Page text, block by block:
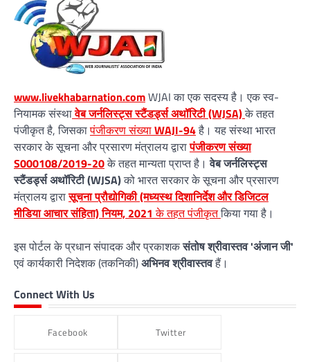
www.livekhabarnation.comWJAI का एक सदस्य है। एक स्व-
नियामक संस्थावेब जर्नलिस्ट्स स्टैंडर्ड्स अथॉरिटी (WJSA)के तहत
पंजीकृत है, जिसकापंजीकरण संख्याWAJI-94है। यह संस्था भारत
सरकार के सूचना और प्रसारण मंत्रालय द्वारापंजीकरण संख्या
S000108/2019-20के तहत मान्यता प्राप्त है।वेब जर्नलिस्ट्स
स्टैंडर्ड्स अथॉरिटी (WJSA)को भारत सरकार के सूचना और प्रसारण
मंत्रालय द्वारासूचना प्रौद्योगिकी (मध्यस्थ दिशानिर्देश और डिजिटल
मीडिया आचार संहिता) नियम, 2021 के तहत पंजीकृतकिया गया है।
इस पोर्टल के प्रधान संपादक और प्रकाशकसंतोष श्रीवास्तव 'अंजान जी'
एवं कार्यकारी निदेशक (तकनिकी)अभिनव श्रीवास्तवहैं।
Connect With Us
Facebook Twitter